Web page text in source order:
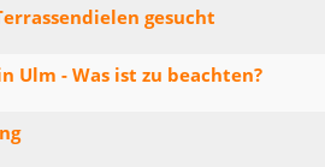
gesucht
Ulm - Was ist zu beachten?